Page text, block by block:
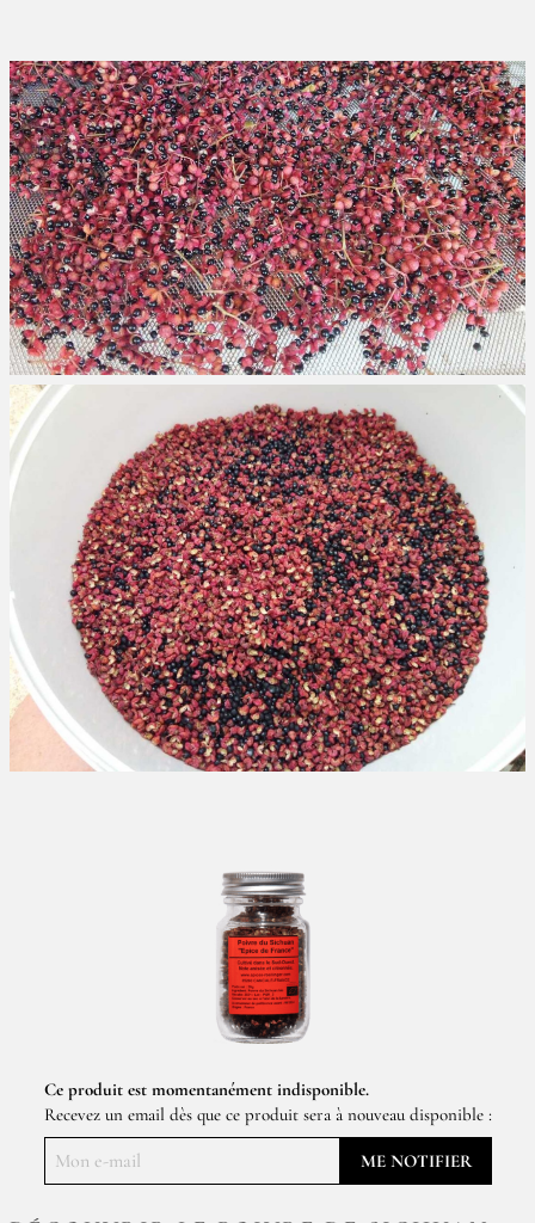
Ce produit est momentanément indisponible.
Recevez un email dès que ce produit sera à nouveau disponible :
ME NOTIFIER